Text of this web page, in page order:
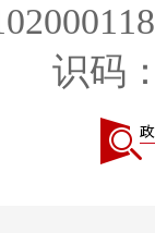
识码